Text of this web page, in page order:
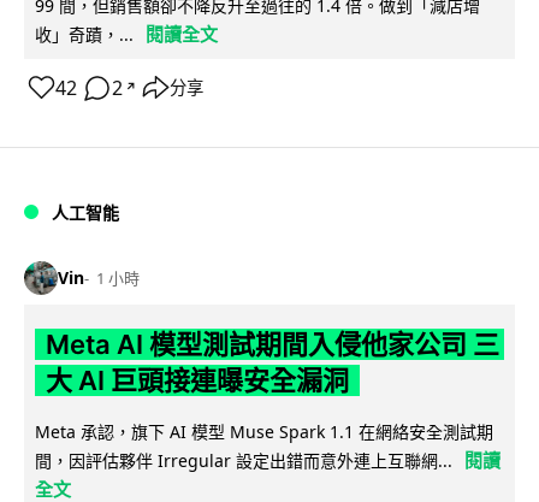
99 間，但銷售額卻不降反升至過往的 1.4 倍。做到「減店增
收」奇蹟，...
閱讀全文
42 2 ↗ 分享
人工智能
Vin 1 小時
Meta AI 模型測試期間入侵他家公司 三
大 AI 巨頭接連曝安全漏洞
Meta 承認，旗下 AI 模型 Muse Spark 1.1 在網絡安全測試期
間，因評估夥伴 Irregular 設定出錯而意外連上互聯網...
閱讀
全文